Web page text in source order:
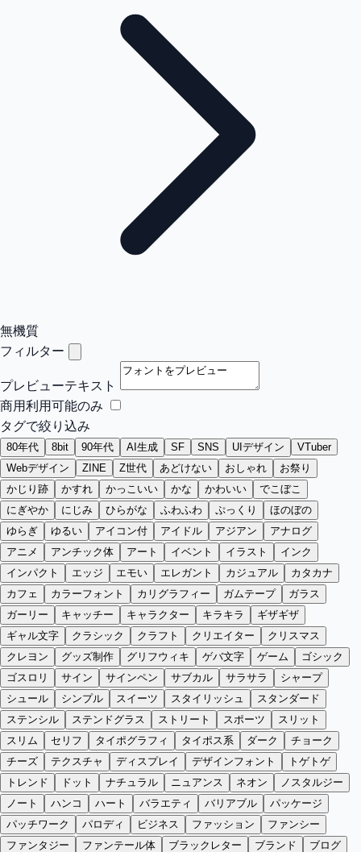
無機質
フィルター
プレビューテキスト
商用利用可能のみ
タグで絞り込み
80年代 8bit 90年代 AI生成 SF SNS UIデザイン
VTuber
Webデザイン
ZINE Z世代 あどけない おしゃれ
お祭り
かじり跡
かすれ かっこいい かな かわいい
でこぼこ
にぎやか
にじみ ひらがな ふわふわ ぷっくり
ほのぼの
ゆらぎ
ゆるい アイコン付 アイドル アジアン
アナログ
アニメ
アンチック体 アート イベント イラスト
インク
インパクト
エッジ エモい エレガント カジュアル
カタカナ
カフェ
カラーフォント カリグラフィー ガムテープ
ガラス
ガーリー
キャッチー キャラクター キラキラ
ギザギザ
ギャル文字
クラシック クラフト クリエイター
クリスマス
クレヨン
グッズ制作 グリフウィキ ゲバ文字 ゲーム
ゴシック
ゴスロリ
サイン サインペン サブカル サラサラ
シャープ
シュール
シンプル スイーツ スタイリッシュ
スタンダード
ステンシル
ステンドグラス ストリート スポーツ
スリット
スリム
セリフ タイポグラフィ タイポス系 ダーク
チョーク
チーズ
テクスチャ ディスプレイ デザインフォント
トゲトゲ
トレンド
ドット ナチュラル ニュアンス ネオン
ノスタルジー
ノート
ハンコ ハート バラエティ バリアブル
パッケージ
パッチワーク
パロディ ビジネス ファッション
ファンシー
ファンタジー
ファンテール体 ブラックレター ブランド
ブログ